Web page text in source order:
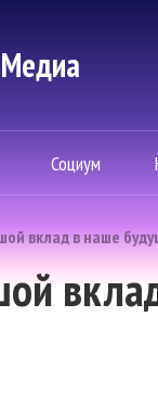
Социум
вклад в наше